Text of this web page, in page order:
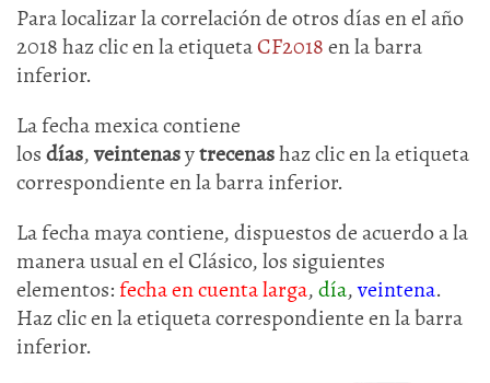
Para localizar la correlación de otros días en el año
2018 haz clic en la etiquetaCF2018en la barra
inferior.
La fecha mexica contiene
losdías,veintenasytrecenashaz clic en la etiqueta
correspondiente en la barra inferior.
La fecha maya contiene, dispuestos de acuerdo a la
manera usual en el Clásico, los siguientes
elementos:fecha en cuenta larga,día,veintena.
Haz clic en la etiqueta correspondiente en la barra
inferior.